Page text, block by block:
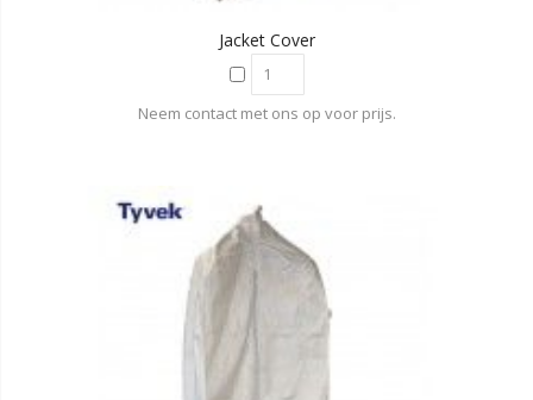
Jacket Cover
Neem contact met ons op voor prijs.